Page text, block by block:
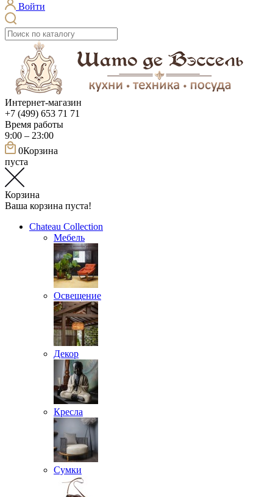
Войти
Интернет-магазин
+7 (499) 653 71 71
Время работы
9:00 – 23:00
0Корзина
пуста
Корзина
Ваша корзина пуста!
Chateau Collection
Мебель
Освещение
Декор
Кресла
Сумки